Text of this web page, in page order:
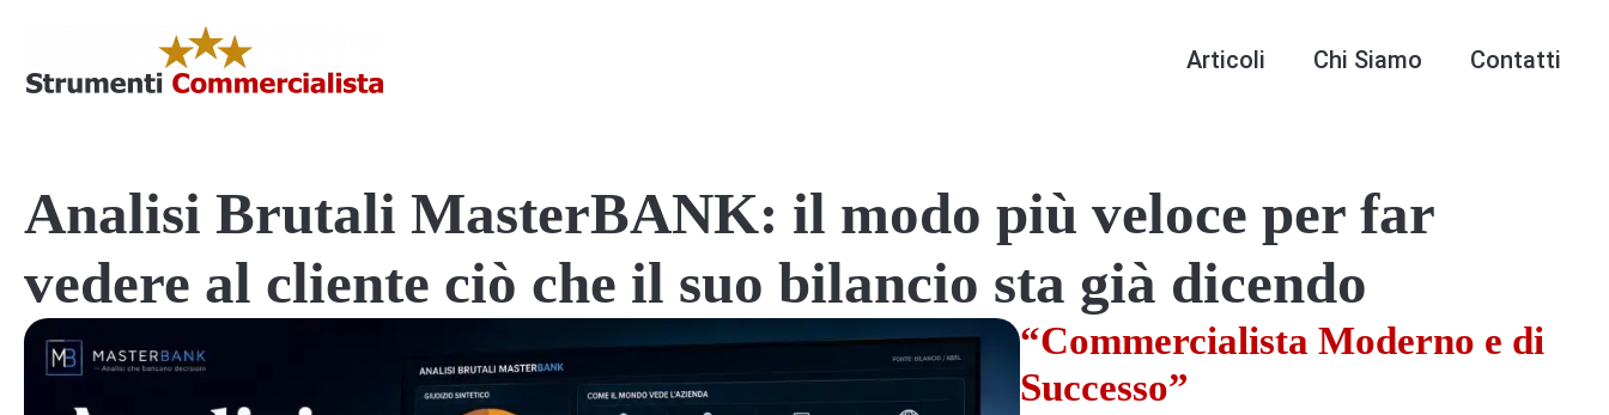
Articoli Chi Siamo Contatti
Analisi Brutali MasterBANK: il modo più veloce per far
vedere al cliente ciò che il suo bilancio sta già dicendo
“Commercialista Moderno e di
Successo”